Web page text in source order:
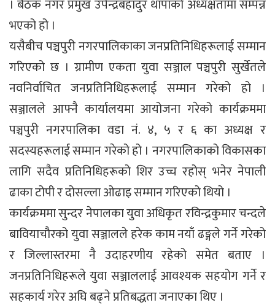
। बैठक नगर प्रमुख उपेन्द्रबहादुर थापाको अध्यक्षतामा सम्पन्न
भएको हो ।
यसैबीच पञ्चपुरी नगरपालिकाका जनप्रतिनिधिहरूलाई सम्मान
गरिएको छ । ग्रामीण एकता युवा सञ्जाल पञ्चपुरी सुर्खेतले
नवनिर्वाचित जनप्रतिनिधिहरूलाई सम्मान गरेको हो ।
सञ्जालले आफ्नै कार्यालयमा आयोजना गरेको कार्यक्रममा
पञ्चपुरी नगरपालिका वडा नं. ४, ५ र ६ का अध्यक्ष र
सदस्यहरूलाई सम्मान गरेको हो । नगरपालिकाको विकासका
लागि सदैव प्रतिनिधिहरूको शिर उच्च रहोस् भनेर नेपाली
ढाका टोपी र दोसल्ला ओढाइ सम्मान गरिएको थियो ।
कार्यक्रममा सुन्दर नेपालका युवा अधिकृत रविन्द्रकुमार चन्दले
बावियाचौरको युवा सञ्जालले हरेक काम नयाँ ढङ्गले गर्ने गरेको
र जिल्लास्तरमा नै उदाहरणीय रहेको समेत बताए ।
जनप्रतिनिधिहरूले युवा सञ्जाललाई आवश्यक सहयोग गर्ने र
सहकार्य गरेर अघि बढ्ने प्रतिबद्धता जनाएका थिए ।